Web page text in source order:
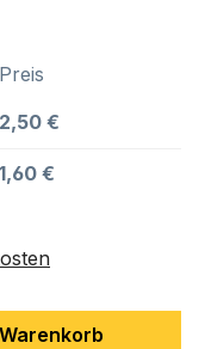
Preis
2,50 €
1,60 €